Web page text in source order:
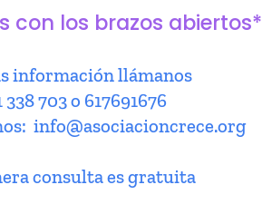
con los brazos abiertos*
información llámanos
338 703 o 617691676
info@asociacioncrece.org
consulta es gratuita